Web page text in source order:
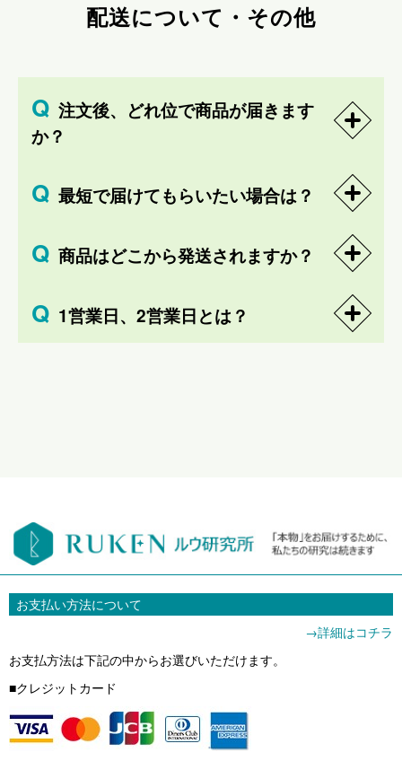
配送について・その他
注文後、どれ位で商品が届きます
か？
最短で届けてもらいたい場合は？
商品はどこから発送されますか？
1営業日、2営業日とは？
お支払い方法について
→詳細はコチラ
お支払方法は下記の中からお選びいただけます。
■クレジットカード